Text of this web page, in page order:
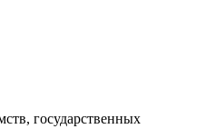
государственных